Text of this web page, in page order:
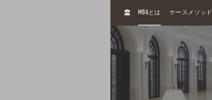
H
MBAとは ケースメソッド